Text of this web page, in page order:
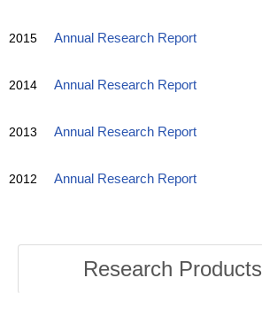
2015 Annual Research Report
2014 Annual Research Report
2013 Annual Research Report
2012 Annual Research Report
Research Products